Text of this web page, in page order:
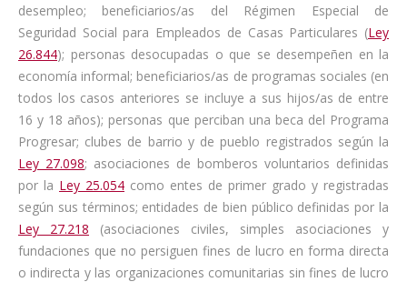
desempleo; beneficiarios/as del Régimen Especial de
Seguridad Social para Empleados de Casas Particulares (Ley
26.844); personas desocupadas o que se desempeñen en la
economía informal; beneficiarios/as de programas sociales (en
todos los casos anteriores se incluye a sus hijos/as de entre
16 y 18 años); personas que perciban una beca del Programa
Progresar; clubes de barrio y de pueblo registrados según la
Ley 27.098; asociaciones de bomberos voluntarios definidas
por la Ley 25.054 como entes de primer grado y registradas
según sus términos; entidades de bien público definidas por la
Ley 27.218 (asociaciones civiles, simples asociaciones y
fundaciones que no persiguen fines de lucro en forma directa
o indirecta y las organizaciones comunitarias sin fines de lucro